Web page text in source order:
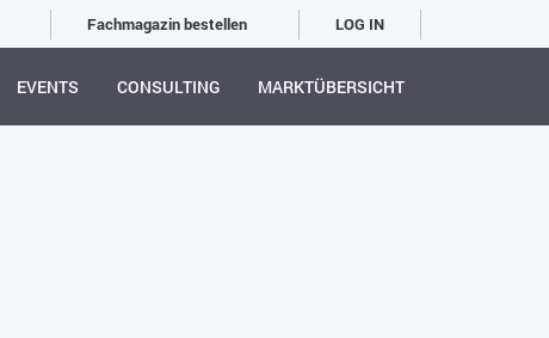
Fachmagazin bestellen LOG IN
EVENTS CONSULTING MARKTÜBERSICHT